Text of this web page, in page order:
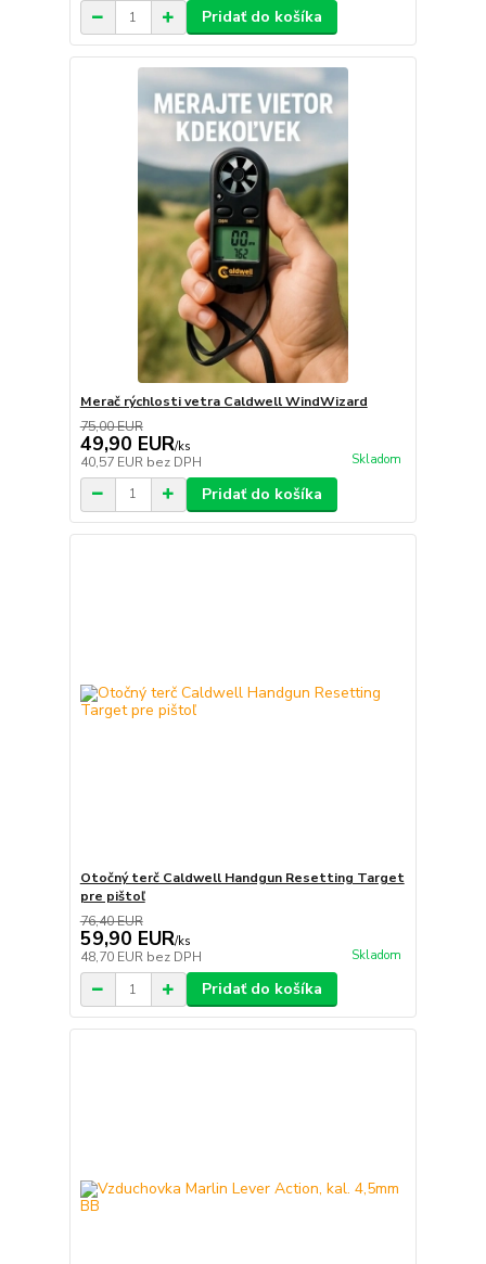
Pridať do košíka
Merač rýchlosti vetra Caldwell WindWizard
75,00 EUR
49,90 EUR/ks
40,57 EUR bez DPH Skladom
Pridať do košíka
Otočný terč Caldwell Handgun Resetting Target
pre pištoľ
76,40 EUR
59,90 EUR/ks
48,70 EUR bez DPH Skladom
Pridať do košíka